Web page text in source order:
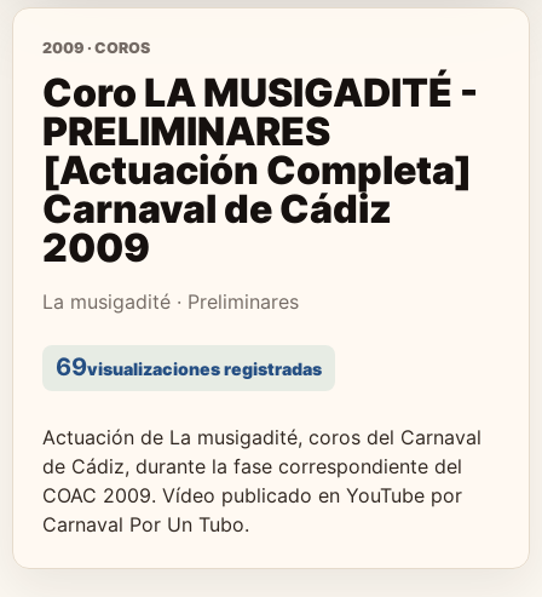
2009 · COROS
Coro LA MUSIGADITÉ -
PRELIMINARES
[Actuación Completa]
Carnaval de Cádiz
2009
La musigadité · Preliminares
69visualizaciones registradas
Actuación de La musigadité, coros del Carnaval
de Cádiz, durante la fase correspondiente del
COAC 2009. Vídeo publicado en YouTube por
Carnaval Por Un Tubo.